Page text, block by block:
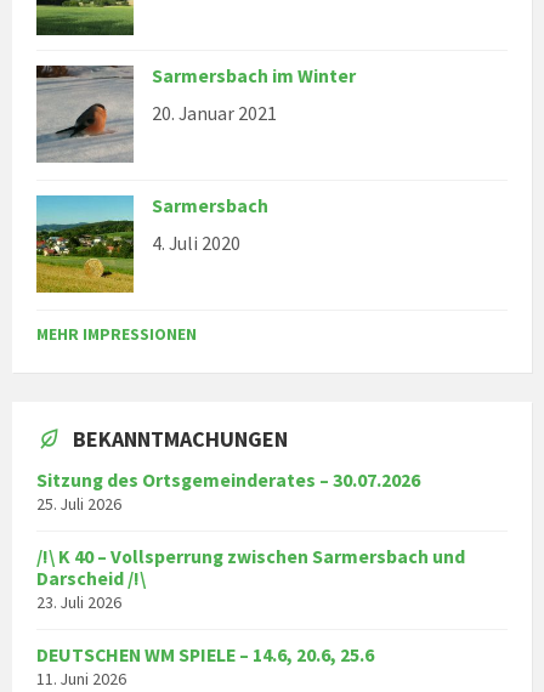
Sarmersbach im Winter
20. Januar 2021
Sarmersbach
4. Juli 2020
MEHR IMPRESSIONEN
BEKANNTMACHUNGEN
Sitzung des Ortsgemeinderates – 30.07.2026
25. Juli 2026
/!\ K 40 – Vollsperrung zwischen Sarmersbach und
Darscheid /!\
23. Juli 2026
DEUTSCHEN WM SPIELE – 14.6, 20.6, 25.6
11. Juni 2026